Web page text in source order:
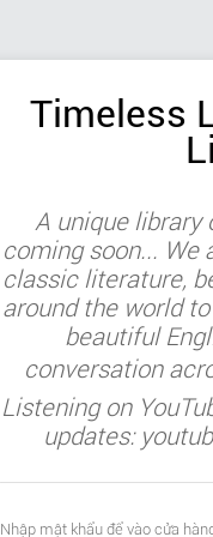
Timeless
A unique library
coming soon... We
classic literature,
around the world
beautiful
conversation
Listening on
updates:
Nhập mật khẩu để vào cửa